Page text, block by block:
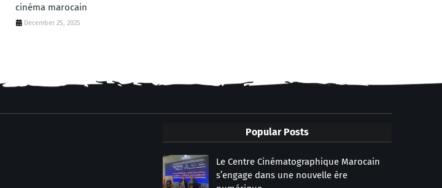
cinéma marocain
December 25, 2025
Popular Posts
Le Centre Cinématographique Marocain
s’engage dans une nouvelle ère